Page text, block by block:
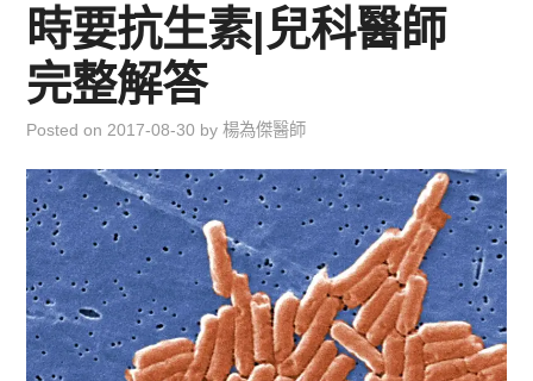
環遊世界行
直上雲霄去
我思故我在
聯絡我
主婦碎碎念
時要抗生素|兒科醫師
完整解答
Posted on 2017-08-30 by楊為傑醫師